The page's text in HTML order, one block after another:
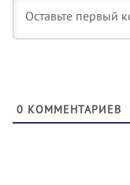
0 КОММЕНТАРИЕВ